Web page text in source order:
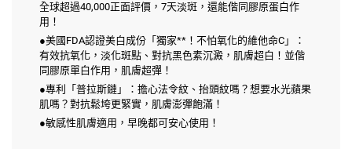
全球超過40,000正面評價，7天淡斑，還能偕同膠原蛋白作
用！
●美國FDA認證美白成份「獨家**！不怕氧化的維他命C」：
有效抗氧化，淡化斑點、對抗黑色素沉澱，肌膚超白！並偕
同膠原單白作用，肌膚超彈！
●專利「普拉斯鏈」：擔心法令紋、抬頭紋嗎？想要水光蘋果
肌嗎？對抗鬆垮更緊實，肌膚澎彈飽滿！
●敏感性肌膚適用，早晚都可安心使用！